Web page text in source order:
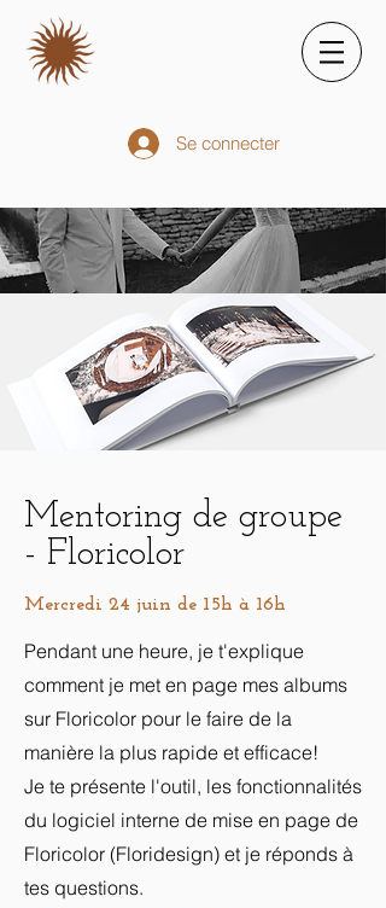
Se connecter
Mentoring de groupe
- Floricolor
Mercredi 24 juin de 15h à 16h
Pendant une heure, je t'explique
comment je met en page mes albums
sur Floricolor pour le faire de la
manière la plus rapide et efficace!
Je te présente l'outil, les fonctionnalités
du logiciel interne de mise en page de
Floricolor (Floridesign) et je réponds à
tes questions.